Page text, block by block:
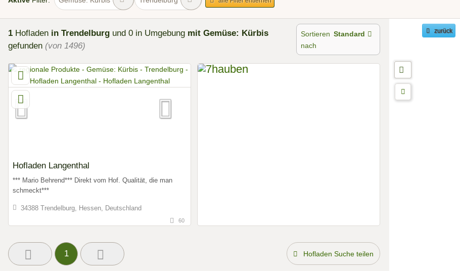
1 Hofladen in Trendelburg und 0 in Umgebung mit Gemüse: Kürbis
gefunden (von 1496)
Sortieren
nach
Standard
Hofladen Langenthal
*** Mario Behrend*** Direkt vom Hof. Qualität, die man
schmeckt***
34388 Trendelburg, Hessen, Deutschland
60
1 Hofladen Suche teilen
zurück